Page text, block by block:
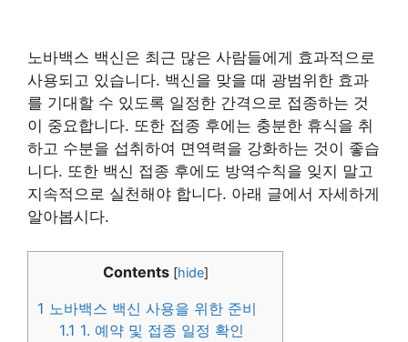
노바백스 백신은 최근 많은 사람들에게 효과적으로
사용되고 있습니다. 백신을 맞을 때 광범위한 효과
를 기대할 수 있도록 일정한 간격으로 접종하는 것
이 중요합니다. 또한 접종 후에는 충분한 휴식을 취
하고 수분을 섭취하여 면역력을 강화하는 것이 좋습
니다. 또한 백신 접종 후에도 방역수칙을 잊지 말고
지속적으로 실천해야 합니다. 아래 글에서 자세하게
알아봅시다.
Contents [hide]
1 노바백스 백신 사용을 위한 준비
1.1 1. 예약 및 접종 일정 확인